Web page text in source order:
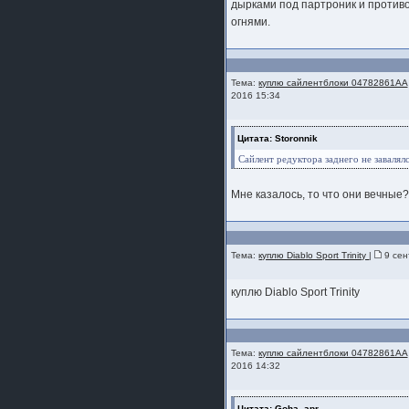
дырками под партроник и
огнями.
Тема:куплю сайлентблоки 04782861AA
2016 15:34
Цитата: Storonnik
Сайлент редуктора заднего не
Мне казалось, то что они
Тема:куплю Diablo Sport Trinity | 9
куплю Diablo Sport Trinity
Тема:куплю сайлентблоки 04782861AA
2016 14:32